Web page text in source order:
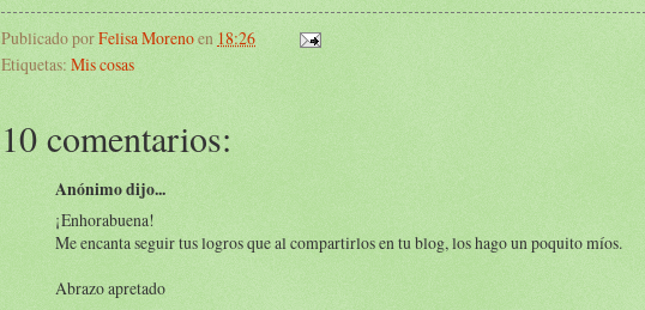
Publicado porFelisa Morenoen 18:26
Etiquetas: Mis cosas
10 comentarios:
Anónimo dijo...
¡Enhorabuena!
Me encanta seguir tus logros que al compartirlos en tu blog, los hago un poquito míos.
Abrazo apretado